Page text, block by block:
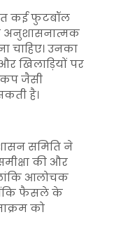
कई फुटबॉल
अनुशासनात्मक
चाहिए। उनका
खिलाड़ियों पर
कप जैसी
है।
समिति ने
की और
आलोचक
फैसले के
को